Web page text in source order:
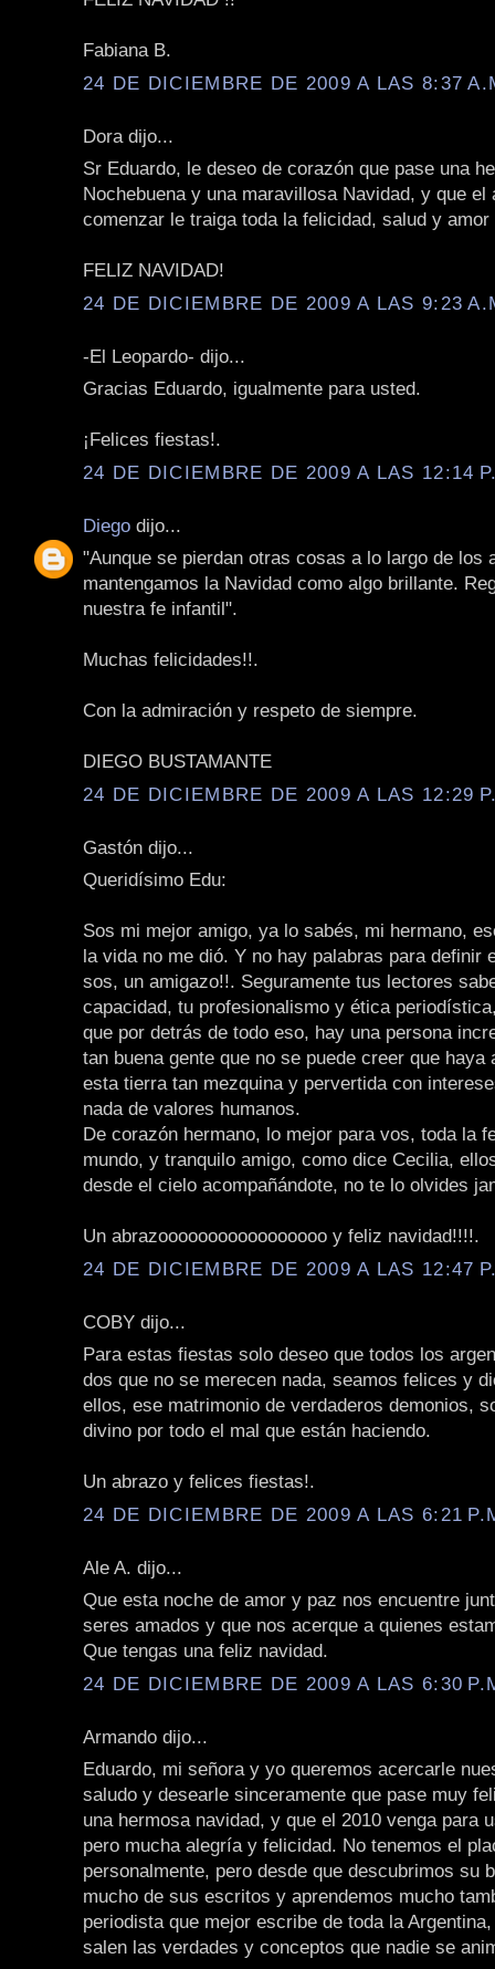
Fabiana B.
24 DE DICIEMBRE DE 2009 A LAS 8:37
Dora dijo...
Sr Eduardo, le deseo de corazón que pase una
Nochebuena y una maravillosa Navidad, y que el
comenzar le traiga toda la felicidad, salud y
FELIZ NAVIDAD!
24 DE DICIEMBRE DE 2009 A LAS 9:23
-El Leopardo- dijo...
Gracias Eduardo, igualmente para usted.
¡Felices fiestas!.
24 DE DICIEMBRE DE 2009 A LAS 12:14
Diego dijo...
"Aunque se pierdan otras cosas a lo largo de los
mantengamos la Navidad como algo brillante.
nuestra fe infantil".
Muchas felicidades!!.
Con la admiración y respeto de siempre.
DIEGO BUSTAMANTE
24 DE DICIEMBRE DE 2009 A LAS 12:29
Gastón dijo...
Queridísimo Edu:
Sos mi mejor amigo, ya lo sabés, mi hermano,
la vida no me dió. Y no hay palabras para definir
sos, un amigazo!!. Seguramente tus lectores
capacidad, tu profesionalismo y ética
que por detrás de todo eso, hay una persona
tan buena gente que no se puede creer que haya
esta tierra tan mezquina y pervertida con
nada de valores humanos.
De corazón hermano, lo mejor para vos, toda la
mundo, y tranquilo amigo, como dice Cecilia,
desde el cielo acompañándote, no te lo olvides
Un abrazooooooooooooooooo y feliz navidad!!!!.
24 DE DICIEMBRE DE 2009 A LAS 12:47
COBY dijo...
Para estas fiestas solo deseo que todos los
dos que no se merecen nada, seamos felices y
ellos, ese matrimonio de verdaderos demonios,
divino por todo el mal que están haciendo.
Un abrazo y felices fiestas!.
24 DE DICIEMBRE DE 2009 A LAS 6:21
Ale A. dijo...
Que esta noche de amor y paz nos encuentre
seres amados y que nos acerque a quienes
Que tengas una feliz navidad.
24 DE DICIEMBRE DE 2009 A LAS 6:30
Armando dijo...
Eduardo, mi señora y yo queremos acercarle
saludo y desearle sinceramente que pase muy
una hermosa navidad, y que el 2010 venga para
pero mucha alegría y felicidad. No tenemos el
personalmente, pero desde que descubrimos su
mucho de sus escritos y aprendemos mucho
periodista que mejor escribe de toda la
salen las verdades y conceptos que nadie se